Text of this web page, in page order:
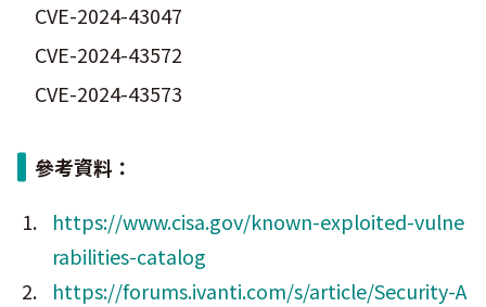
CVE-2024-43047
CVE-2024-43572
CVE-2024-43573
參考資料：
https://www.cisa.gov/known-exploited-vulne
rabilities-catalog
https://forums.ivanti.com/s/article/Security-A